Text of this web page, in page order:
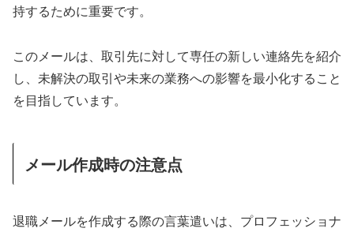
持するために重要です。
このメールは、取引先に対して専任の新しい連絡先を紹介
し、未解決の取引や未来の業務への影響を最小化すること
を目指しています。
メール作成時の注意点
退職メールを作成する際の言葉遣いは、プロフェッショナ